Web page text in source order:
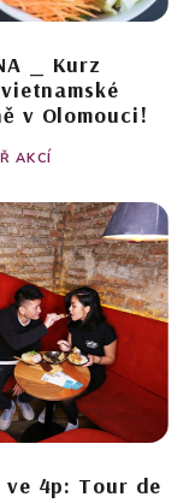
_ Kurz
v Olomouci!
AKCÍ
ve 4p: Tour de